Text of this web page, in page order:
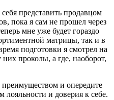
представить продавцом
пока я сам не прошел через
мне уже будет гораздо
матрицы, так и в
подготовки я смотрел на
проколы, а где, наоборот,
и опередите
и доверия к себе.